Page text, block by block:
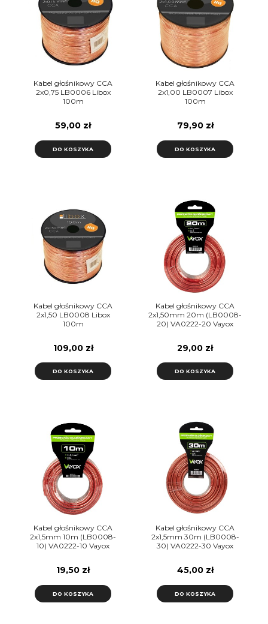
Kabel głośnikowy CCA
2x0,75 LB0006 Libox
100m
59,00 zł
DO KOSZYKA
Kabel głośnikowy CCA
2x1,00 LB0007 Libox
100m
79,90 zł
DO KOSZYKA
Kabel głośnikowy CCA
2x1,50 LB0008 Libox
100m
109,00 zł
DO KOSZYKA
Kabel głośnikowy CCA
2x1,50mm 20m (LB0008-
20) VA0222-20 Vayox
29,00 zł
DO KOSZYKA
Kabel głośnikowy CCA
2x1,5mm 10m (LB0008-
10) VA0222-10 Vayox
19,50 zł
DO KOSZYKA
Kabel głośnikowy CCA
2x1,5mm 30m (LB0008-
30) VA0222-30 Vayox
45,00 zł
DO KOSZYKA